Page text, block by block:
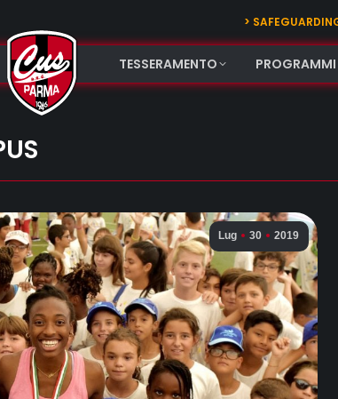
>
TESSERAMENTO
Lug 30 2019